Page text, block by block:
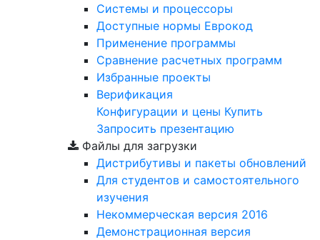
Cистемы и процессоры
Доступные нормы Еврокод
Применение программы
Сравнение расчетных программ
Избранные проекты
Верификация
Конфигурации и цены Купить
Запросить презентацию
Файлы для загрузки
Дистрибутивы и пакеты обновлений
Для студентов и самостоятельного
изучения
Некоммерческая версия 2016
Демонстрационная версия